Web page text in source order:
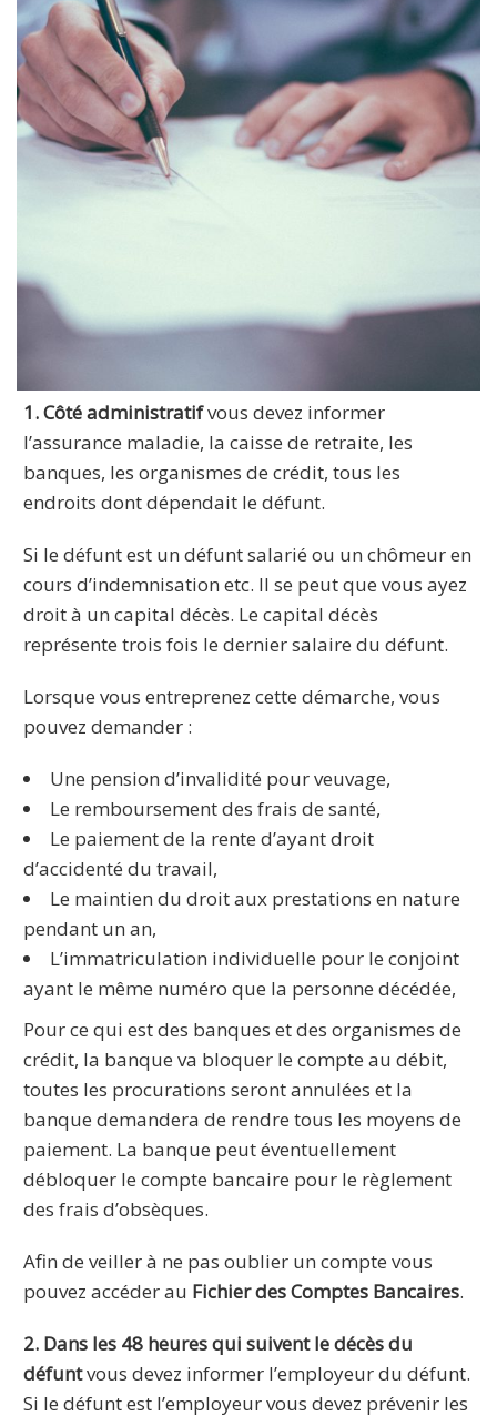
1. Côté administratifvous devez informer
l’assurance maladie, la caisse de retraite, les
banques, les organismes de crédit, tous les
endroits dont dépendait le défunt.
Si le défunt est un défunt salarié ou un chômeur en
cours d’indemnisation etc. Il se peut que vous ayez
droit à un capital décès. Le capital décès
représente trois fois le dernier salaire du défunt.
Lorsque vous entreprenez cette démarche, vous
pouvez demander :
Une pension d’invalidité pour veuvage,
Le remboursement des frais de santé,
Le paiement de la rente d’ayant droit
d’accidenté du travail,
Le maintien du droit aux prestations en nature
pendant un an,
L’immatriculation individuelle pour le conjoint
ayant le même numéro que la personne décédée,
Pour ce qui est des banques et des organismes de
crédit, la banque va bloquer le compte au débit,
toutes les procurations seront annulées et la
banque demandera de rendre tous les moyens de
paiement. La banque peut éventuellement
débloquer le compte bancaire pour le règlement
des frais d’obsèques.
Afin de veiller à ne pas oublier un compte vous
pouvez accéder au Fichier des Comptes Bancaires.
2. Dans les 48 heures qui suivent le décès du
défuntvous devez informer l’employeur du défunt.
Si le défunt est l’employeur vous devez prévenir les